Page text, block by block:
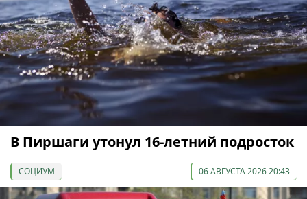
В Пиршаги утонул 16-летний подросток
СОЦИУМ 06 АВГУСТА 2026 20:43